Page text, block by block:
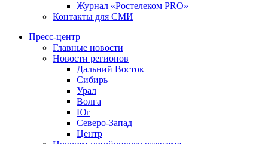
Журнал «Ростелеком PRO»
Контакты для СМИ
Пресс-центр
Главные новости
Новости регионов
Дальний Восток
Сибирь
Урал
Волга
Юг
Северо-Запад
Центр